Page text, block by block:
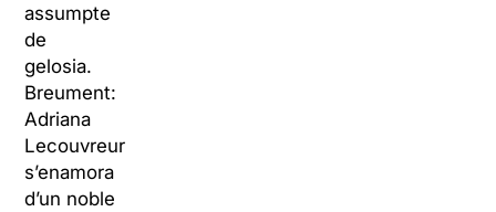
assumpte
de
gelosia.
Breument:
Adriana
Lecouvreur
s’enamora
d’un noble